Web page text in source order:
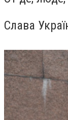
Слава